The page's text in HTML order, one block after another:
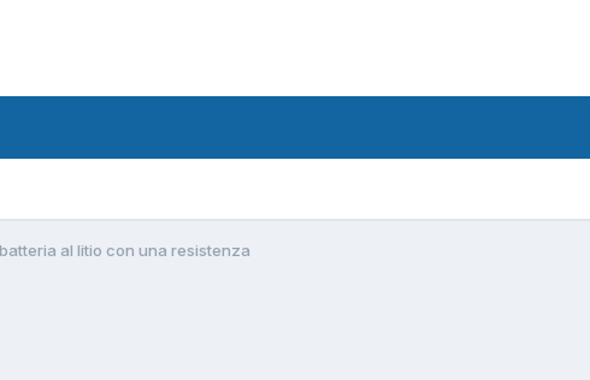
al litio con una resistenza